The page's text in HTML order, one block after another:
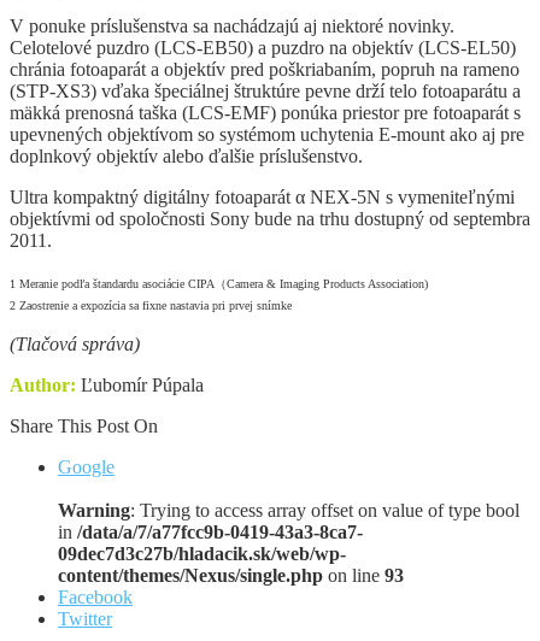
V ponuke príslušenstva sa nachádzajú aj niektoré novinky.
Celotelové puzdro (LCS-EB50) a puzdro na objektív (LCS-EL50)
chránia fotoaparát a objektív pred poškriabaním, popruh na rameno
(STP-XS3) vďaka špeciálnej štruktúre pevne drží telo fotoaparátu a
mäkká prenosná taška (LCS-EMF) ponúka priestor pre fotoaparát s
upevnených objektívom so systémom uchytenia E-mount ako aj pre
doplnkový objektív alebo ďalšie príslušenstvo.
Ultra kompaktný digitálny fotoaparát α NEX-5N s vymeniteľnými
objektívmi od spoločnosti Sony bude na trhu dostupný od septembra
2011.
1 Meranie podľa štandardu asociácie CIPA（Camera & Imaging Products Association)
2 Zaostrenie a expozícia sa fixne nastavia pri prvej snímke
(Tlačová správa)
Author: Ľubomír Púpala
Share This Post On
Google
Warning: Trying to access array offset on value of type bool
in /data/a/7/a77fcc9b-0419-43a3-8ca7-
09dec7d3c27b/hladacik.sk/web/wp-
content/themes/Nexus/single.php on line 93
Facebook
Twitter